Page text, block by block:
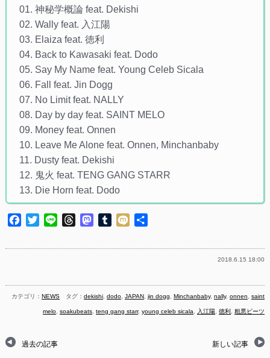
01. 神秘学概論 feat. Dekishi
02. Wally feat. 入江陽
03. Elaiza feat. 徳利
04. Back to Kawasaki feat. Dodo
05. Say My Name feat. Young Celeb Sicala
06. Fall feat. Jin Dogg
07. No Limit feat. NALLY
08. Day by day feat. SAINT MELO
09. Money feat. Onnen
10. Leave Me Alone feat. Onnen, Minchanbaby
11. Dusty feat. Dekishi
12. 鬼火 feat. TENG GANG STARR
13. Die Horn feat. Dodo
Facebook
TwitterLine ThreadsMastodon
Tumblr
Mixi
2018.6.15 18:00
カテゴリ： NEWS タグ：dekishi,dodo,JAPAN,jin dogg, Minchanbaby,nally,onnen,saint
melo,soakubeats,teng gang starr,young celeb sicala, 入江陽,徳利 ,粗悪ビーツ
過去の記事 新しい記事